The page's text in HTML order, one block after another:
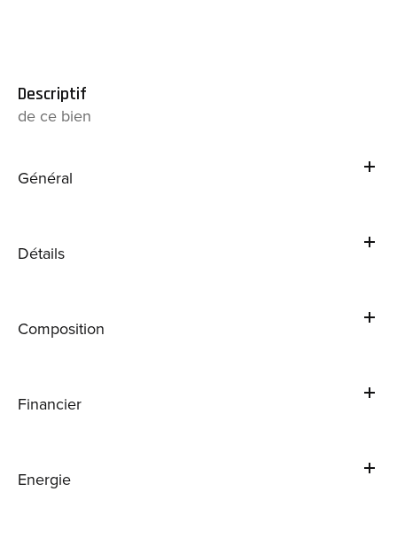
descriptif
de ce bien
Général
Détails
Composition
Financier
Energie